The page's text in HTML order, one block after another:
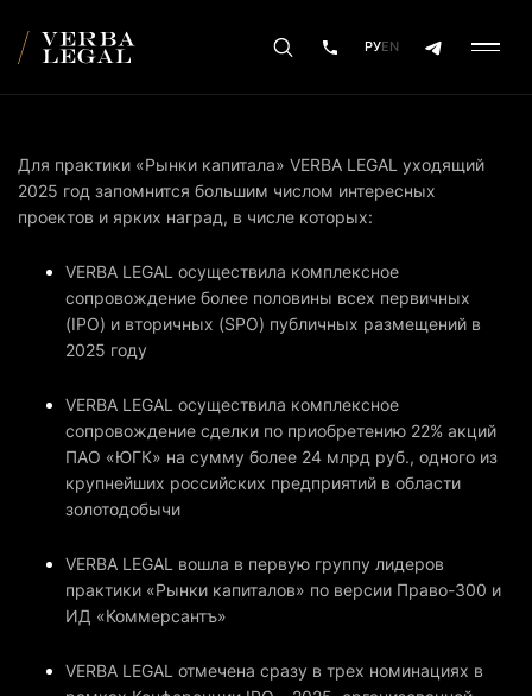
РУEN
Для практики «Рынки капитала» VERBA LEGAL уходящий
2025 год запомнится большим числом интересных
проектов и ярких наград, в числе которых:
VERBA LEGAL осуществила комплексное
сопровождение более половины всех первичных
(IPO) и вторичных (SPO) публичных размещений в
2025 году
VERBA LEGAL осуществила комплексное
сопровождение сделки по приобретению 22% акций
ПАО «ЮГК» на сумму более 24 млрд руб., одного из
крупнейших российских предприятий в области
золотодобычи
VERBA LEGAL вошла в первую группу лидеров
практики «Рынки капиталов» по версии Право-300 и
ИД «Коммерсантъ»
VERBA LEGAL отмечена сразу в трех номинациях в